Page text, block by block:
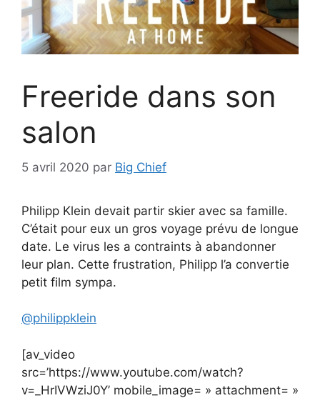
Freeride dans son
salon
5 avril 2020 par Big Chief
Philipp Klein devait partir skier avec sa famille.
C’était pour eux un gros voyage prévu de longue
date. Le virus les a contraints à abandonner
leur plan. Cette frustration, Philipp l’a convertie
petit film sympa.
@philippklein
[av_video
src=’https://www.youtube.com/watch?
v=_HrIVWziJ0Y’ mobile_image= » attachment= »